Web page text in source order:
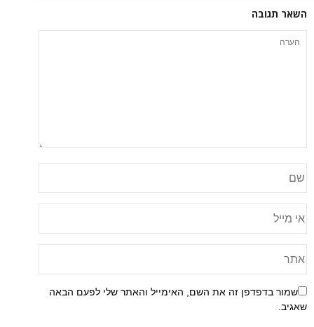
השאר תגובה
שמור בדפדפן זה את השם, האימייל והאתר שלי לפעם הבאה
שאגיב.